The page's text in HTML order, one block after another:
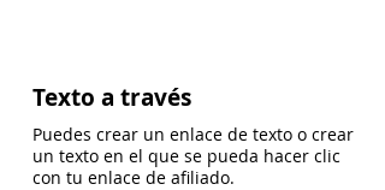
Texto a través
Puedes crear un enlace de texto o crear
un texto en el que se pueda hacer clic
con tu enlace de afiliado.